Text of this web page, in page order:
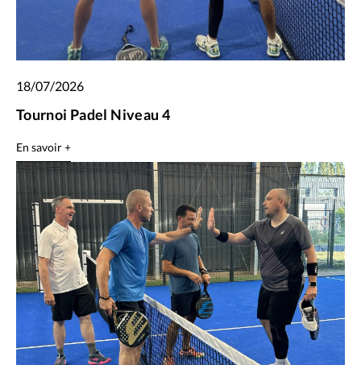
18/07/2026
Tournoi Padel Niveau 4
En savoir +